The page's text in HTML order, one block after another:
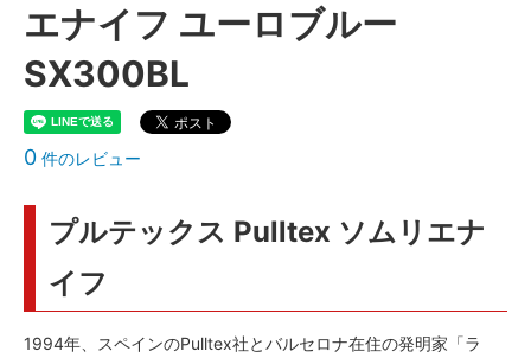
エナイフ ユーロブルー
SX300BL
0 件のレビュー
プルテックス Pulltex ソムリエナ
イフ
1994年、スペインのPulltex社とバルセロナ在住の発明家「ラ